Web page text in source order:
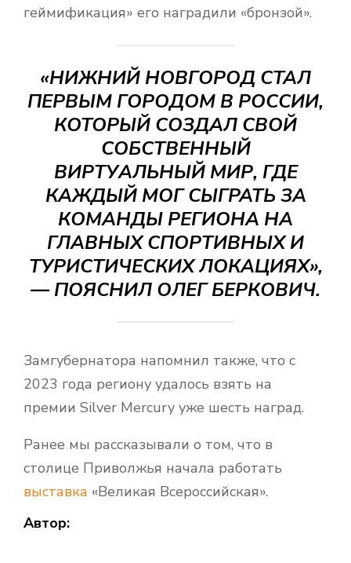
геймификация» его наградили «бронзой».
«НИЖНИЙ НОВГОРОД СТАЛ
ПЕРВЫМ ГОРОДОМ В РОССИИ,
КОТОРЫЙ СОЗДАЛ СВОЙ
СОБСТВЕННЫЙ
ВИРТУАЛЬНЫЙ МИР, ГДЕ
КАЖДЫЙ МОГ СЫГРАТЬ ЗА
КОМАНДЫ РЕГИОНА НА
ГЛАВНЫХ СПОРТИВНЫХ И
ТУРИСТИЧЕСКИХ ЛОКАЦИЯХ»,
— ПОЯСНИЛ ОЛЕГ БЕРКОВИЧ.
Замгубернатора напомнил также, что с
2023 года региону удалось взять на
премии Silver Mercury уже шесть наград.
Ранее мы рассказывали о том, что в
столице Приволжья начала работать
выставка «Великая Всероссийская».
Автор: